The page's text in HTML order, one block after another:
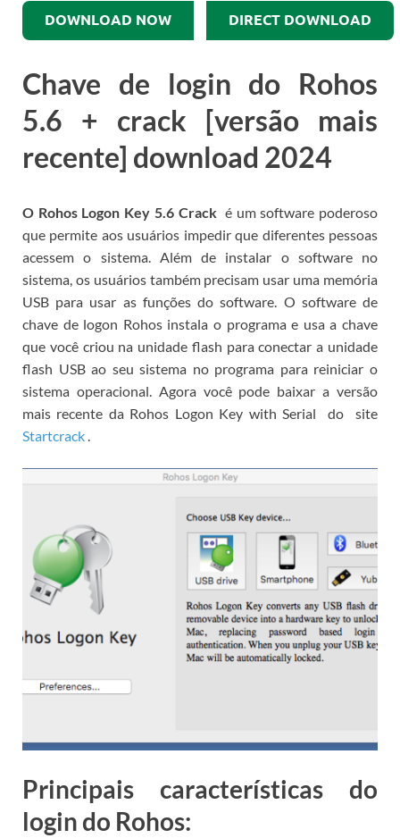
DOWNLOAD NOW DIRECT DOWNLOAD
Chave de login do Rohos
5.6 + crack [versão mais
recente] download 2024
O Rohos Logon Key 5.6 Cracké um software poderoso
que permite aos usuários impedir que diferentes pessoas
acessem o sistema. Além de instalar o software no
sistema, os usuários também precisam usar uma memória
USB para usar as funções do software. O software de
chave de logon Rohos instala o programa e usa a chave
que você criou na unidade flash para conectar a unidade
flash USB ao seu sistema no programa para reiniciar o
sistema operacional. Agora você pode baixar a versão
mais recente da Rohos Logon Key with Serialdo
site
Startcrack.
Principais características do
login do Rohos: